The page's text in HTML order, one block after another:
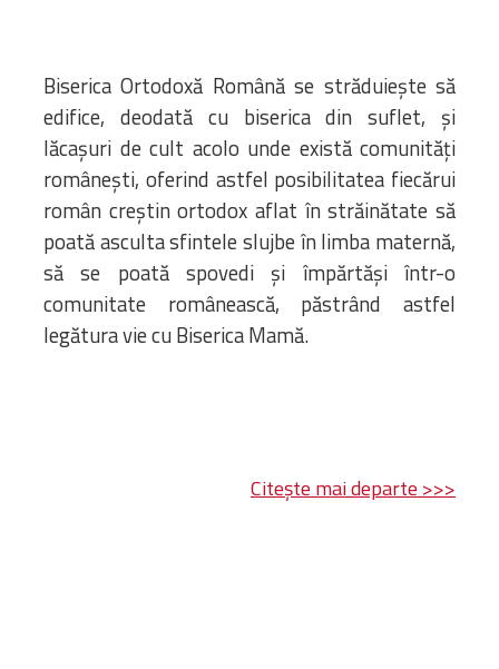
Biserica Ortodoxă Română se străduieşte să
edifice, deodată cu biserica din suflet, şi
lăcaşuri de cult acolo unde există comunităţi
româneşti, oferind astfel posibilitatea fiecărui
român creştin ortodox aflat în străinătate să
poată asculta sfintele slujbe în limba maternă,
să se poată spovedi şi împărtăşi într-o
comunitate românească, păstrând astfel
legătura vie cu Biserica Mamă.
Citește mai departe >>>